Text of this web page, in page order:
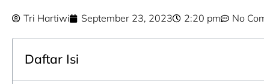
Tri Hartiwi September 23, 2023 2:20 pm No
Daftar Isi